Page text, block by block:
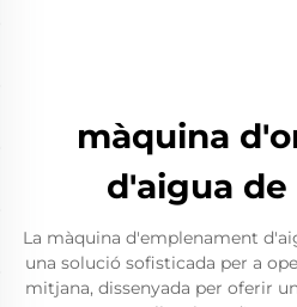
màquina
d'aigua
La màquina d'emplenament
una solució sofisticada per a
mitjana, dissenyada per oferir